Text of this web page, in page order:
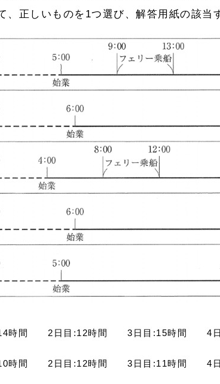
、正しいものを1つ選び、解答用紙の該当
時間 2日目:12時間 3日目:15時間 4日
時間 2日目:12時間 3日目:11時間 4日